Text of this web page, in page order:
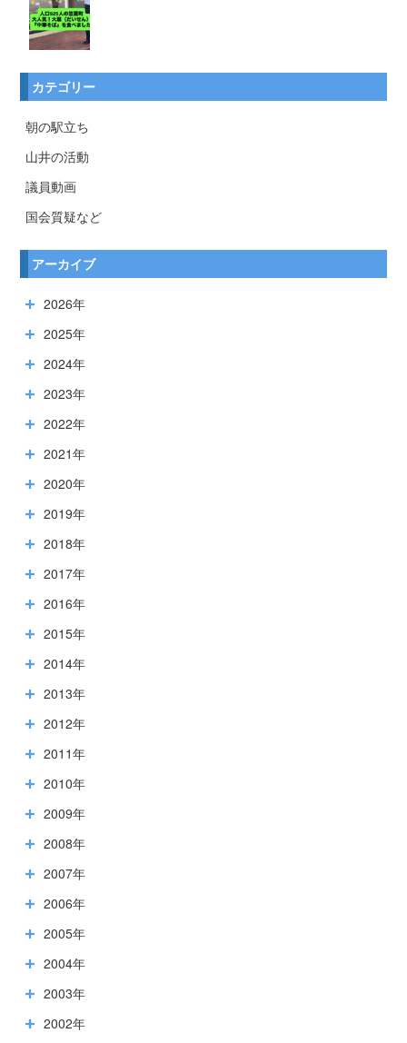
カテゴリー
朝の駅立ち
山井の活動
議員動画
国会質疑など
アーカイブ
2026年
2025年
2024年
2023年
2022年
2021年
2020年
2019年
2018年
2017年
2016年
2015年
2014年
2013年
2012年
2011年
2010年
2009年
2008年
2007年
2006年
2005年
2004年
2003年
2002年